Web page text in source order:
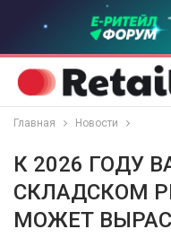
Главная Новости
К 2026 ГОДУ
СКЛАДСКОМ
МОЖЕТ